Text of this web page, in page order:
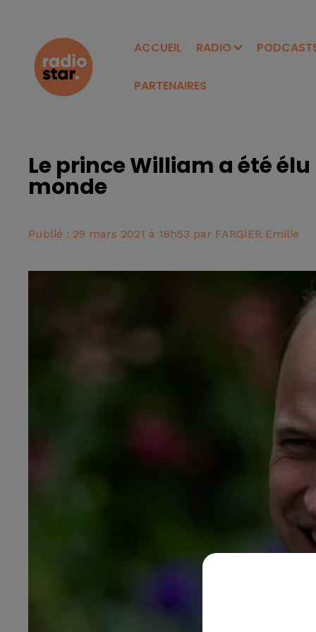
ACCUEIL RADIO
PARTENAIRES
Le prince William a été
monde
Publié : 29 mars 2021 à 18h53 par FARGIER Emilie